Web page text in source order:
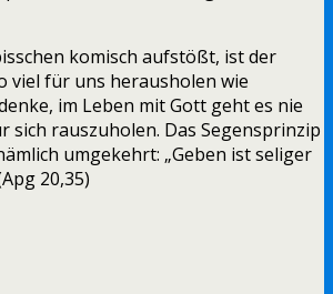
komisch aufstößt, ist der
viel für uns herausholen wie
im Leben mit Gott geht es nie
sich rauszuholen. Das Segensprinzip
umgekehrt: „Geben ist seliger
20,35)